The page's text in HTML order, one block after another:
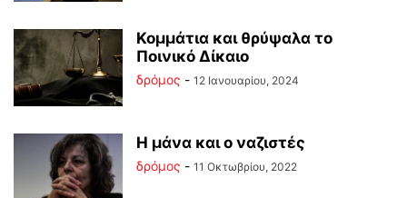
Κομμάτια και θρύψαλα το
Ποινικό Δίκαιο
δρόμος - 12 Ιανουαρίου, 2024
Η μάνα και ο ναζιστές
δρόμος - 11 Οκτωβρίου, 2022